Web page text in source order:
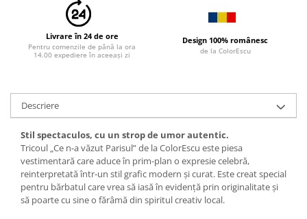
Livrare în 24 de ore
Pentru comenzile de până la ora
14.00 expediere în aceeași zi
Design 100% românesc
de la ColorEscu
Descriere
Stil spectaculos, cu un strop de umor autentic.
Tricoul „Ce n-a văzut Parisul” de la ColorEscu este piesa
vestimentară care aduce în prim-plan o expresie celebră,
reinterpretată într-un stil grafic modern și curat. Este creat special
pentru bărbatul care vrea să iasă în evidență prin originalitate și
să poarte cu sine o fărâmă din spiritul creativ local.